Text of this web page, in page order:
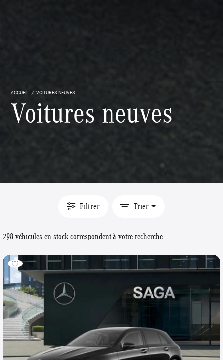
ACCUEIL VOITURES NEUVES
Voitures neuves
Filtrer Trier
298 véhicules en stock correspondent à votre recherche